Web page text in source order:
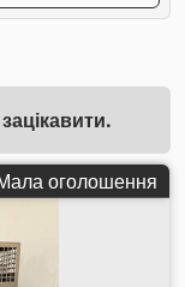
оголошення